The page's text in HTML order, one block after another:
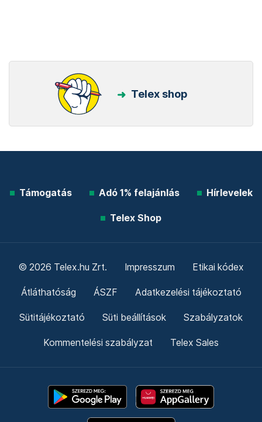
Telex shop
Támogatás Adó 1% felajánlás Hírlevelek
Telex Shop
© 2026 Telex.hu Zrt. Impresszum Etikai kódex
Átláthatóság ÁSZF Adatkezelési tájékoztató
Sütitájékoztató Süti beállítások Szabályzatok
Kommentelési szabályzat Telex Sales